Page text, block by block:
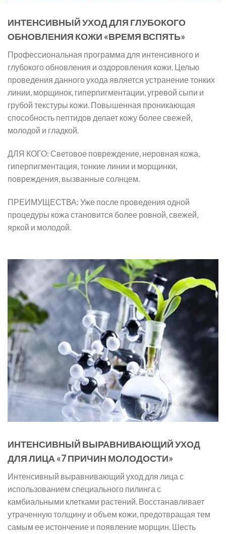
ИНТЕНСИВНЫЙ УХОД ДЛЯ ГЛУБОКОГО
ОБНОВЛЕНИЯ КОЖИ «ВРЕМЯ ВСПЯТЬ»
Профессиональная программа для интенсивного и
глубокого обновления и оздоровления кожи. Целью
проведения данного ухода является устранение тонких
линии, морщинок, гиперпигментации, угревой сыпи и
грубой текстуры кожи. Повышенная проникающая
способность пептидов делает кожу более свежей,
молодой и гладкой.
ДЛЯ КОГО: Световое повреждение, неровная кожа,
гиперпигментация, тонкие линии и морщинки,
повреждения, вызванные солнцем.
ПРЕИМУЩЕСТВА: Уже после проведения одной
процедуры кожа становится более ровной, свежей,
яркой и молодой.
ИНТЕНСИВНЫЙ ВЫРАВНИВАЮЩИЙ УХОД
ДЛЯ ЛИЦА «7 ПРИЧИН МОЛОДОСТИ»
Интенсивный выравнивающий уход для лица с
использованием специального пилинга с
камбиальными клетками растений. Восстанавливает
утраченную толщину и объем кожи, предотвращая тем
самым ее истончение и появление морщин. Шесть